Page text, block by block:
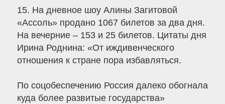
15. На дневное шоу Алины Загитовой
«Ассоль» продано 1067 билетов за два дня.
На вечерние – 153 и 25 билетов. Цитаты дня
Ирина Роднина: «От иждивенческого
отношения к стране пора избавляться.
По соцобеспечению Россия далеко обогнала
куда более развитые государства»